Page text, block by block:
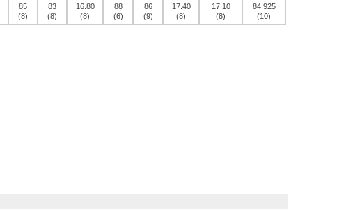
85
(8)
83
(8)
16.80
(8)
88
(6)
86
(9)
17.40
(8)
17.10
(8)
84.925
(10)